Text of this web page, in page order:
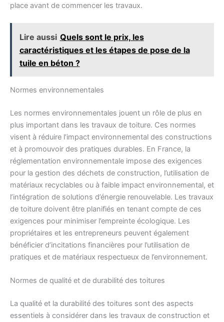
place avant de commencer les travaux.
Lire aussi Quels sont le prix, les
caractéristiques et les étapes de pose de la
tuile en béton ?
Normes environnementales
Les normes environnementales jouent un rôle de plus en
plus important dans les travaux de toiture. Ces normes
visent à réduire l’impact environnemental des constructions
et à promouvoir des pratiques durables. En France, la
réglementation environnementale impose des exigences
pour la gestion des déchets de construction, l’utilisation de
matériaux recyclables ou à faible impact environnemental, et
l’intégration de solutions d’énergie renouvelable. Les travaux
de toiture doivent être planifiés en tenant compte de ces
exigences pour minimiser l’empreinte écologique. Les
propriétaires et les entrepreneurs peuvent également
bénéficier d’incitations financières pour l’utilisation de
pratiques et de matériaux respectueux de l’environnement.
Normes de qualité et de durabilité des toitures
La qualité et la durabilité des toitures sont des aspects
essentiels à considérer dans les travaux de construction et